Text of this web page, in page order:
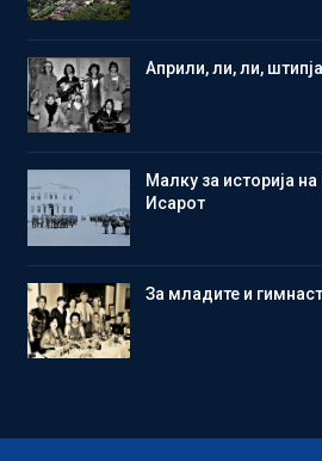
Aприли, ли, ли,
Малку за историја
Исарот
Зa младите и